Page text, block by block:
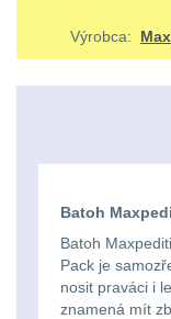
Kontakty
510
990
1000
tašky
Brašne
tašky
zbraniam
Popruhy
poutka
Velký
dlouhé
vzdálenosti
Ponča
kukly,
šátky
Svítilny pro
AA/AAA/14500
Svítilny pro
baterie3
Výrobca:
Batoh
Batoh
Pack je
nosit praváci i
znamená mít